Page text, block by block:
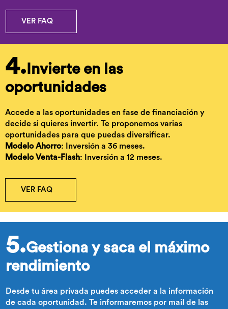
VER FAQ
4. Invierte en las
oportunidades
Accede a las oportunidades en fase de financiación y
decide si quieres invertir. Te proponemos varias
oportunidades para que puedas diversificar.
Modelo Ahorro: Inversión a 36 meses.
Modelo Venta-Flash: Inversión a 12 meses.
VER FAQ
5.Gestiona y saca el máximo
rendimiento
Desde tu área privada puedes acceder a la información
de cada oportunidad. Te informaremos por mail de las